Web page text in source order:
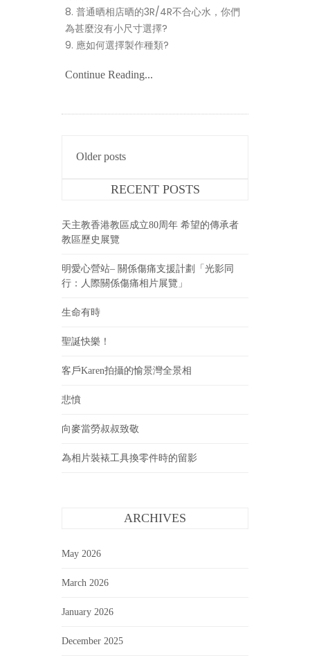
8. 普通晒相店晒的3R/4R不合心水，你們
為甚麼沒有小尺寸選擇?
9. 應如何選擇製作種類?
Continue Reading...
NAVIGATION
Older posts
RECENT POSTS
天主教香港教區成立80周年 希望的傳承者
教區歷史展覽
明愛心營站– 關係傷痛支援計劃「光影同
行：人際關係傷痛相片展覽」
生命有時
聖誕快樂！
客戶Karen拍攝的愉景灣全景相
悲憤
向麥當勞叔叔致敬
為相片裝裱工具換零件時的留影
ARCHIVES
May 2026
March 2026
January 2026
December 2025